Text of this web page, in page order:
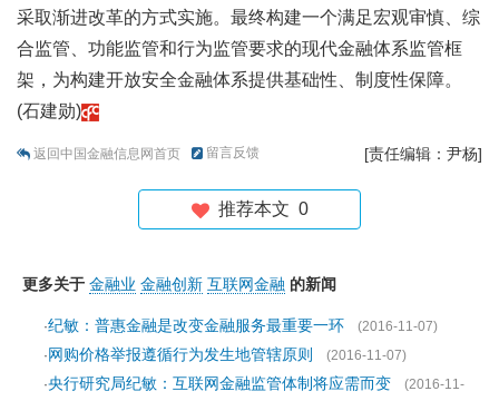
采取渐进改革的方式实施。最终构建一个满足宏观审慎、综
合监管、功能监管和行为监管要求的现代金融体系监管框
架，为构建开放安全金融体系提供基础性、制度性保障。
(石建勋)
返回中国金融信息网首页 留言反馈 [责任编辑：尹杨]
推荐本文 0
更多关于 金融业 金融创新 互联网金融 的新闻
·纪敏：普惠金融是改变金融服务最重要一环
(2016-11-07)
·网购价格举报遵循行为发生地管辖原则
(2016-11-07)
·央行研究局纪敏：互联网金融监管体制将应需而变
(2016-11-